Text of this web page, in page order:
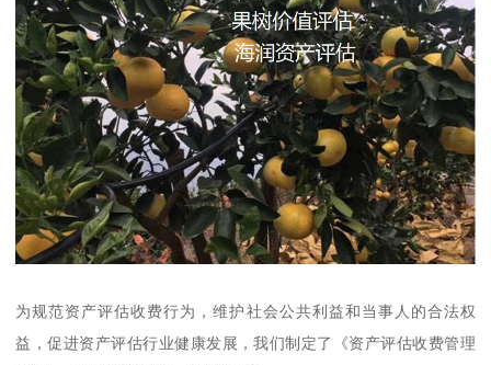
为规范资产评估收费行为，维护社会公共利益和当事人的合法权
益，促进资产评估行业健康发展，我们制定了《资产评估收费管理